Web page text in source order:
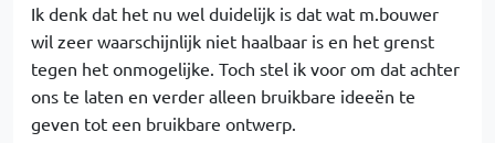
Ik denk dat het nu wel duidelijk is dat wat m.bouwer
wil zeer waarschijnlijk niet haalbaar is en het grenst
tegen het onmogelijke. Toch stel ik voor om dat achter
ons te laten en verder alleen bruikbare ideeën te
geven tot een bruikbare ontwerp.